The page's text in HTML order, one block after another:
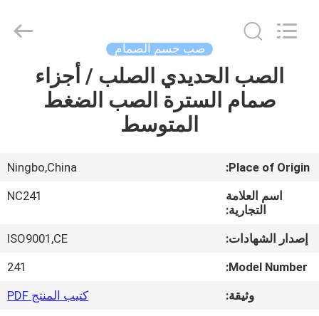
المنزل
فيديوهات
جولة
CO.,LTD.
صب جسم الصمام
الصب الحديدي الصلب / أجزاء
صمام السترة الصب الضغط
المتوسط
Place of Origin:
Ningbo,China
اسم العلامة
التجارية:
NC241
إصدار الشهادات:
ISO9001,CE
Model Number:
241
وثيقة:
كتيب المنتج PDF